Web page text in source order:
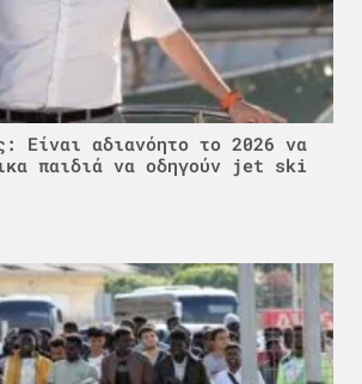
Είναι αδιανόητο το 2026 να
παιδιά να οδηγούν jet ski